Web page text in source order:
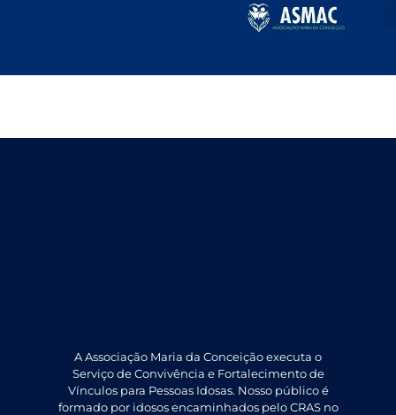
A Associação Maria da Conceição executa o
Serviço de Convivência e Fortalecimento de
Vínculos para Pessoas Idosas. Nosso público é
formado por idosos encaminhados pelo CRAS no